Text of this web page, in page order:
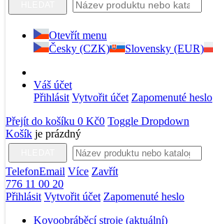
Otevřít menu
Česky (CZK)
Slovensky (EUR)
Váš účet
Přihlásit Vytvořit účet Zapomenuté heslo
Přejít do košíku 0 Kč0 Toggle Dropdown
Košík je prázdný
TelefonEmail Více Zavřít
776 11 00 20
Přihlásit Vytvořit účet Zapomenuté heslo
Kovoobráběcí stroje (aktuální)